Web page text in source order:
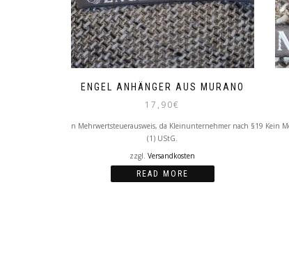
ENGEL ANHÄNGER AUS MURANO
17,90€
Kein Mehrwertsteuerausweis, da Kleinunternehmer nach §19
(1) UStG.
zzgl.Versandkosten
READ MORE
Kein